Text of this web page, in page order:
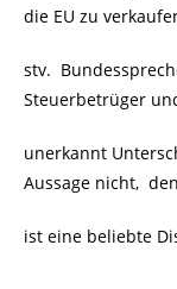
die EU zu
stv.
Steuerbetrüger
unerkannt
Aussage nicht,
ist eine beliebte